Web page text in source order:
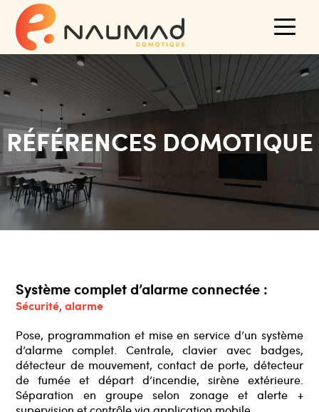
RÉFÉRENCES DOMOTIQUE
Système complet d’alarme connectée :
Sécurité, alarme
Pose, programmation et mise en service d’un système
d’alarme complet. Centrale, clavier avec badges,
détecteur de mouvement, contact de porte, détecteur
de fumée et départ d’incendie, sirène extérieure.
Séparation en groupe selon zonage et alerte +